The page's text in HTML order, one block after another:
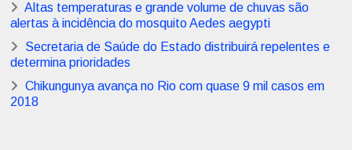
Altas temperaturas e grande volume de chuvas são
alertas à incidência do mosquito Aedes aegypti
Secretaria de Saúde do Estado distribuirá repelentes e
determina prioridades
Chikungunya avança no Rio com quase 9 mil casos em
2018